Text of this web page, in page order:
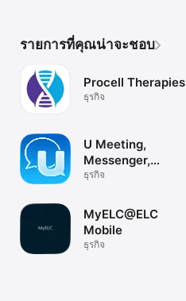
รายการที่คุณน่าจะชอบ
Procell Therapies
ธุรกิจ
U Meeting,
Messenger,
Webinar
ธุรกิจ
MyELC@ELC
Mobile
ธุรกิจ